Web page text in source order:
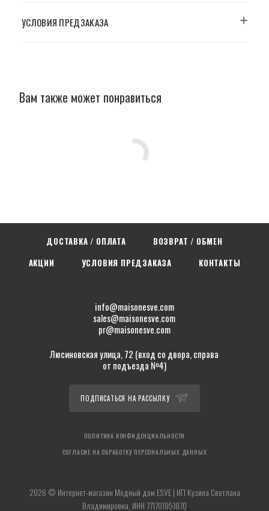
УСЛОВИЯ ПРЕДЗАКАЗА
Вам также может понравиться
ДОСТАВКА / ОПЛАТА
ВОЗВРАТ / ОБМЕН
АКЦИИ
УСЛОВИЯ ПРЕДЗАКАЗА КОНТАКТЫ
info@maisonesve.com
sales@maisonesve.com
pr@maisonesve.com
Люсиновская улица, 72 (вход со двора, справа
от подъезда №4)
ПОДПИСАТЬСЯ НА РАССЫЛКУ
ПОЛИТИКА КОНФИДЕНЦИАЛЬНОСТИ
СОГЛАСИЕ НА ОБРАБОТКУ ПЕРСОНАЛЬНЫХ ДАННЫХ
2026 © Интернет-магазин Модный дом ESVE | ИП Кузина Светлана
Владимировна, ИНН 771701851870